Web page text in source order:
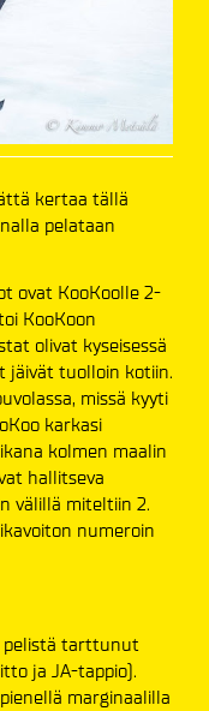
kertaa tällä
pelataan
ovat KooKoolle 2-
KooKoon
olivat kyseisessä
jäivät tuolloin kotiin.
missä kyyti
karkasi
kolmen maalin
hallitseva
välillä miteltiin 2.
numeroin
pelistä tarttunut
ja JA-tappio).
marginaalilla